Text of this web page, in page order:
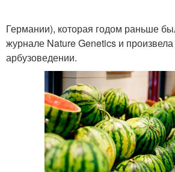
Германии), которая годом раньше
журнале Nature Genetics и
арбузоведении.